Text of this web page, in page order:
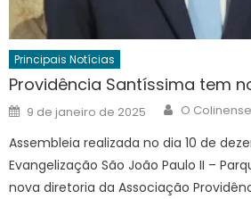
Principais Notícias
Providência Santíssima tem
Posted
on
9 de janeiro de 2025 Author
O Colinense
Assembleia realizada no dia 10 de
Evangelização São João Paulo II –
nova diretoria da Associação